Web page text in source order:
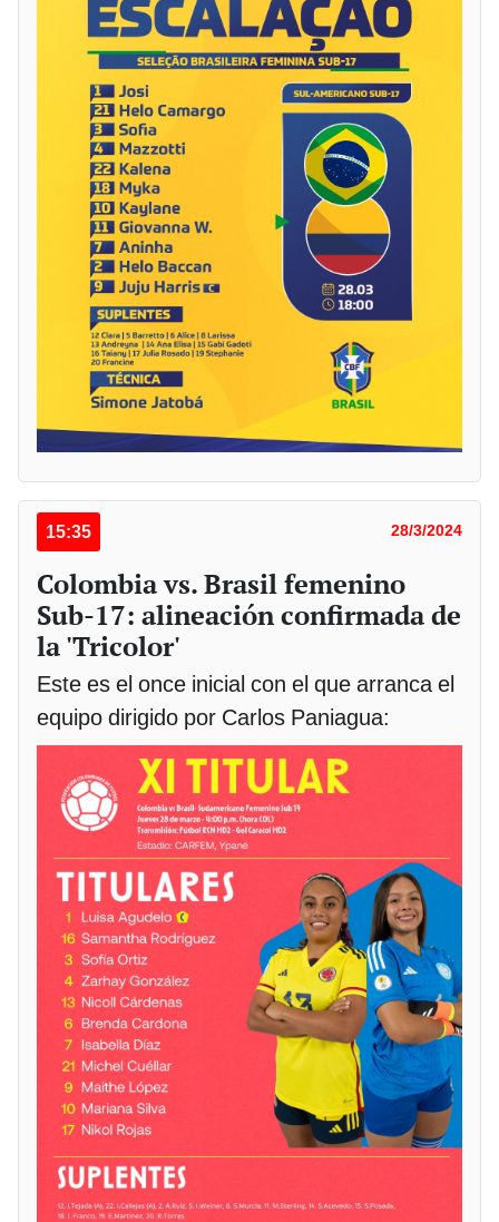
15:35 28/3/2024
Colombia vs. Brasil femenino
Sub-17: alineación confirmada de
la 'Tricolor'
Este es el once inicial con el que arranca el
equipo dirigido por Carlos Paniagua: